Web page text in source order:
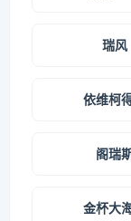
瑞风
依维柯
阁瑞
金杯大